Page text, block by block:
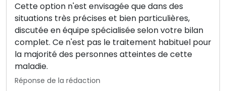
Cette option n'est envisagée que dans des
situations très précises et bien particulières,
discutée en équipe spécialisée selon votre bilan
complet. Ce n'est pas le traitement habituel pour
la majorité des personnes atteintes de cette
maladie.
Réponse de la rédaction